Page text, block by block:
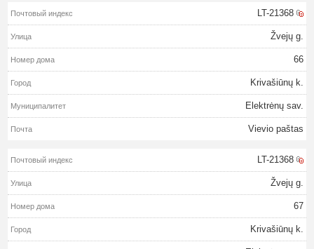
LT-21368
Žvejų g.
66
Krivašiūnų k.
Elektrėnų sav.
Vievio paštas
LT-21368
Žvejų g.
67
Krivašiūnų k.